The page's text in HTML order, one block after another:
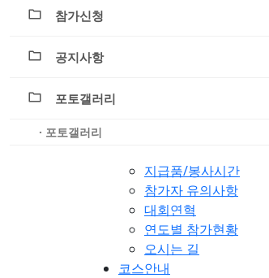
참가신청
공지사항
포토갤러리
· 포토갤러리
지급품/봉사시간
참가자 유의사항
대회연혁
연도별 참가현황
오시는 길
코스안내